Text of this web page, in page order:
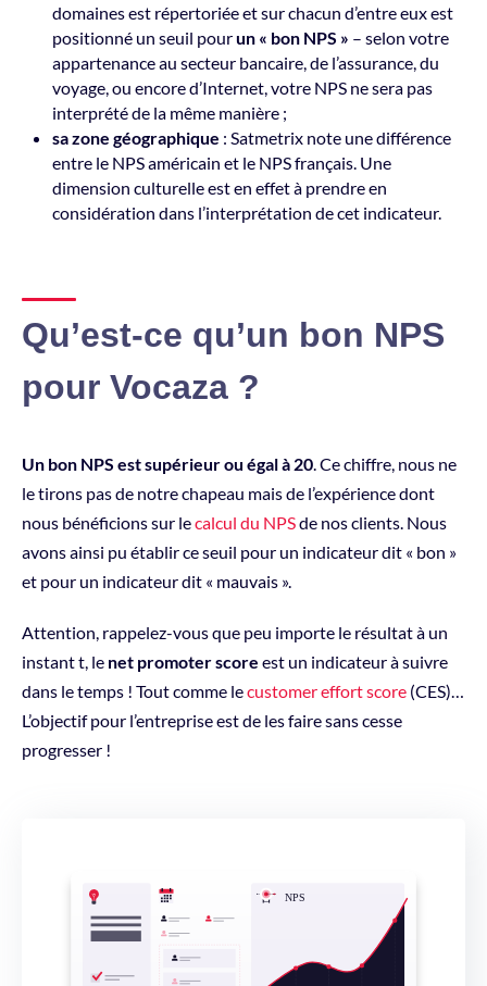
domaines est répertoriée et sur chacun d’entre eux est
positionné un seuil pourun « bon NPS » – selon votre
appartenance au secteur bancaire, de l’assurance, du
voyage, ou encore d’Internet, votre NPS ne sera pas
interprété de la même manière ;
sa zone géographique : Satmetrix note une différence
entre le NPS américain et le NPS français. Une
dimension culturelle est en effet à prendre en
considération dans l’interprétation de cet indicateur.
Qu’est-ce qu’un bon NPS
pour Vocaza ?
Un bon NPS est supérieur ou égal à 20 . Ce chiffre, nous ne
le tirons pas de notre chapeau mais de l’expérience dont
nous bénéficions sur lecalcul du NPSde nos clients. Nous
avons ainsi pu établir ce seuil pour un indicateur dit « bon »
et pour un indicateur dit « mauvais ».
Attention, rappelez-vous que peu importe le résultat à un
instant t, le net promoter score est un indicateur à suivre
dans le temps ! Tout comme lecustomer effort score (CES)…
L’objectif pour l’entreprise est de les faire sans cesse
progresser !